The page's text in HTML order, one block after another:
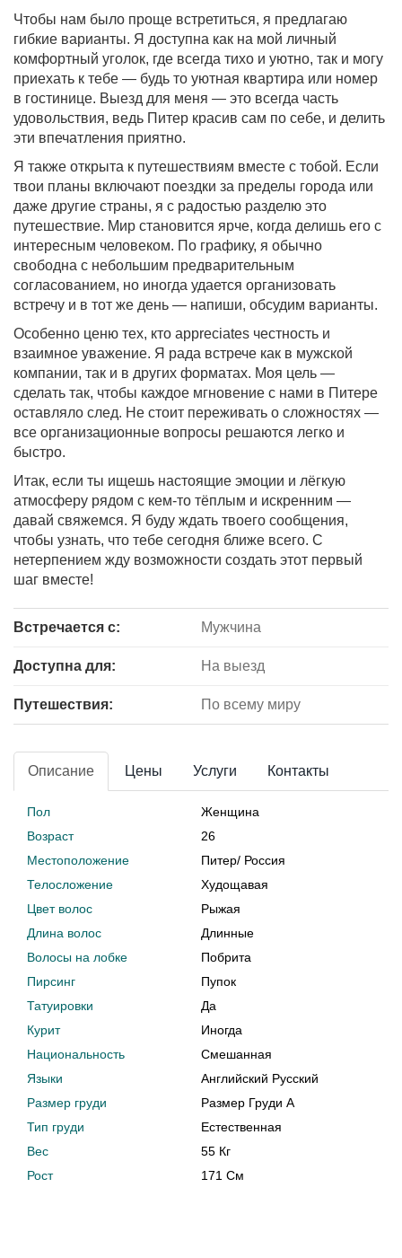
Чтобы нам было проще встретиться, я предлагаю
гибкие варианты. Я доступна как на мой личный
комфортный уголок, где всегда тихо и уютно, так и могу
приехать к тебе — будь то уютная квартира или номер
в гостинице. Выезд для меня — это всегда часть
удовольствия, ведь Питер красив сам по себе, и делить
эти впечатления приятно.
Я также открыта к путешествиям вместе с тобой. Если
твои планы включают поездки за пределы города или
даже другие страны, я с радостью разделю это
путешествие. Мир становится ярче, когда делишь его с
интересным человеком. По графику, я обычно
свободна с небольшим предварительным
согласованием, но иногда удается организовать
встречу и в тот же день — напиши, обсудим варианты.
Особенно ценю тех, кто appreciates честность и
взаимное уважение. Я рада встрече как в мужской
компании, так и в других форматах. Моя цель —
сделать так, чтобы каждое мгновение с нами в Питере
оставляло след. Не стоит переживать о сложностях —
все организационные вопросы решаются легко и
быстро.
Итак, если ты ищешь настоящие эмоции и лёгкую
атмосферу рядом с кем-то тёплым и искренним —
давай свяжемся. Я буду ждать твоего сообщения,
чтобы узнать, что тебе сегодня ближе всего. С
нетерпением жду возможности создать этот первый
шаг вместе!
Встречается с: Мужчина
Доступна для: На выезд
Путешествия: По всему миру
Описание Цены Услуги Контакты
Пол
Женщина
Возраст
26
Местоположение
Питер/ Россия
Телосложение
Худощавая
Цвет волос
Рыжая
Длина волос
Длинные
Волосы на лобке
Побрита
Пирсинг
Пупок
Татуировки
Да
Курит
Иногда
Национальность
Смешанная
Языки
Английский Русский
Размер груди
Размер Груди A
Тип груди
Естественная
Вес
55 Кг
Рост
171 См